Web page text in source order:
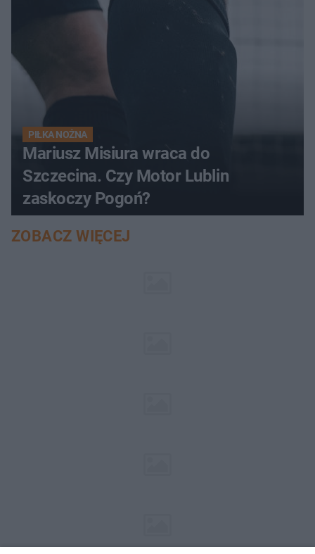
PIŁKA NOŻNA
Mariusz Misiura wraca do
Szczecina. Czy Motor Lublin
zaskoczy Pogoń?
ZOBACZ WIĘCEJ